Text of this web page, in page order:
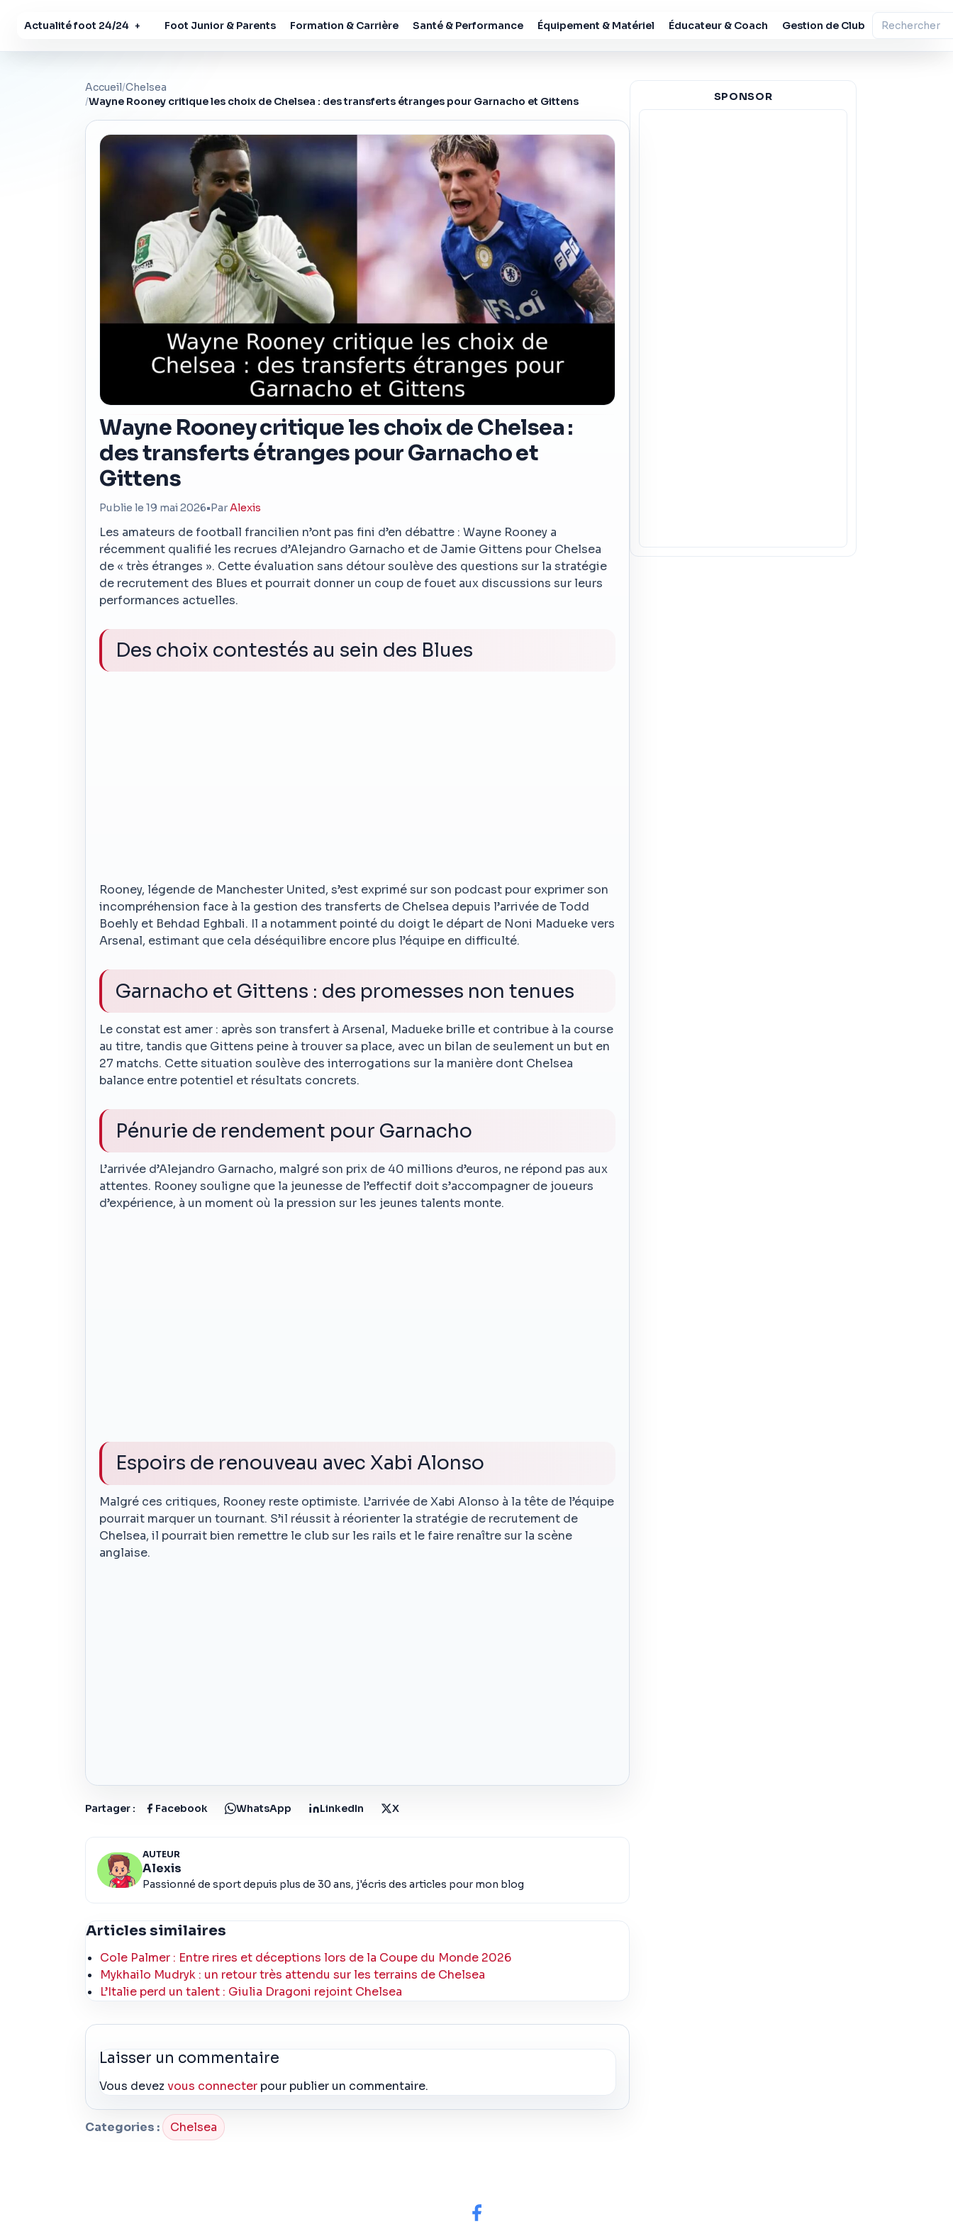
Actualité foot 24/24 + Foot Junior & Parents Formation & Carrière Santé & Performance Équipement & Matériel Éducateur & Coach Gestion de Club
Accueil/Chelsea
/Wayne Rooney critique les choix de Chelsea : des transferts étranges pour Garnacho et Gittens
Wayne Rooney critique les choix de Chelsea :
des transferts étranges pour Garnacho et
Gittens
Publie le 19 mai 2026•ParAlexis
Les amateurs de football francilien n’ont pas fini d’en débattre : Wayne Rooney a
récemment qualifié les recrues d’Alejandro Garnacho et de Jamie Gittens pour Chelsea
de « très étranges ». Cette évaluation sans détour soulève des questions sur la stratégie
de recrutement des Blues et pourrait donner un coup de fouet aux discussions sur leurs
performances actuelles.
Des choix contestés au sein des Blues
Rooney, légende de Manchester United, s’est exprimé sur son podcast pour exprimer son
incompréhension face à la gestion des transferts de Chelsea depuis l’arrivée de Todd
Boehly et Behdad Eghbali. Il a notamment pointé du doigt le départ de Noni Madueke vers
Arsenal, estimant que cela déséquilibre encore plus l’équipe en difficulté.
Garnacho et Gittens : des promesses non tenues
Le constat est amer : après son transfert à Arsenal, Madueke brille et contribue à la course
au titre, tandis que Gittens peine à trouver sa place, avec un bilan de seulement un but en
27 matchs. Cette situation soulève des interrogations sur la manière dont Chelsea
balance entre potentiel et résultats concrets.
Pénurie de rendement pour Garnacho
L’arrivée d’Alejandro Garnacho, malgré son prix de 40 millions d’euros, ne répond pas aux
attentes. Rooney souligne que la jeunesse de l’effectif doit s’accompagner de joueurs
d’expérience, à un moment où la pression sur les jeunes talents monte.
Espoirs de renouveau avec Xabi Alonso
Malgré ces critiques, Rooney reste optimiste. L’arrivée de Xabi Alonso à la tête de l’équipe
pourrait marquer un tournant. S’il réussit à réorienter la stratégie de recrutement de
Chelsea, il pourrait bien remettre le club sur les rails et le faire renaître sur la scène
anglaise.
Partager : Facebook WhatsApp LinkedIn X
AUTEUR
Alexis
Passionné de sport depuis plus de 30 ans, j'écris des articles pour mon blog
Articles similaires
Cole Palmer : Entre rires et déceptions lors de la Coupe du Monde 2026
Mykhailo Mudryk : un retour très attendu sur les terrains de Chelsea
L’Italie perd un talent : Giulia Dragoni rejoint Chelsea
Laisser un commentaire
Vous devezvous connecter pour publier un commentaire.
Categories : Chelsea
SPONSOR